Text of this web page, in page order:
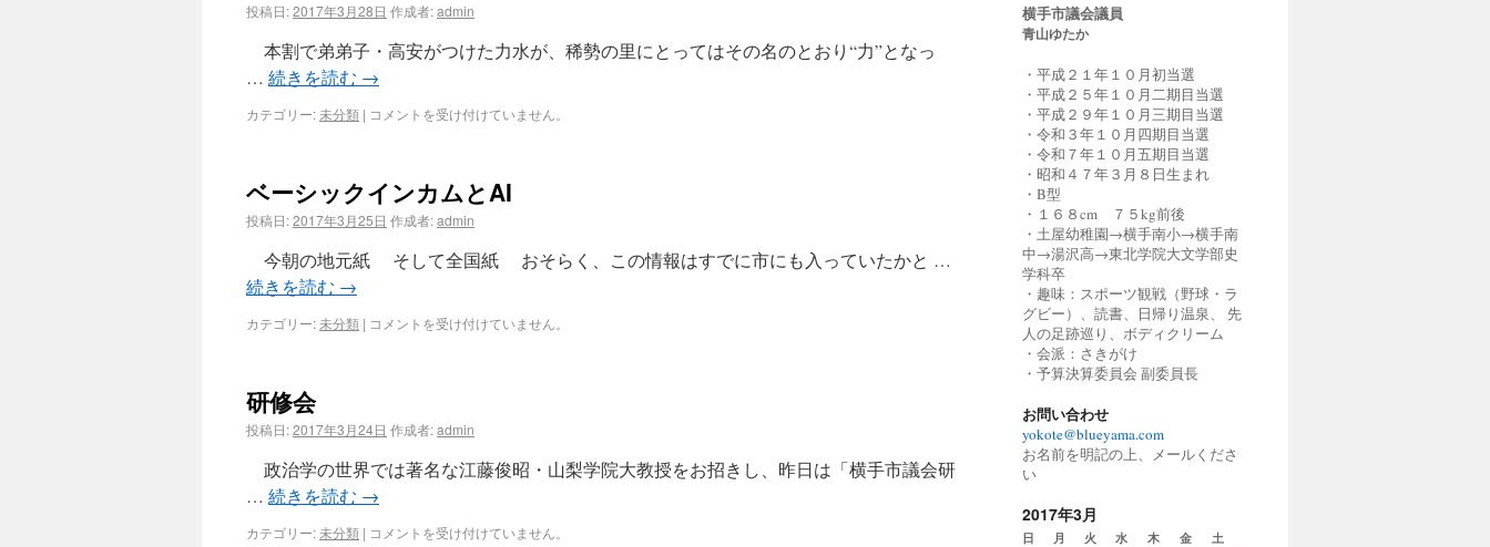
投稿日:2017年3月28日 作成者:admin
本割で弟弟子・高安がつけた力水が、稀勢の里にとってはその名のとおり“力”となっ
… 続きを読む →
カテゴリー:未分類 | コメントを受け付けていません。
ベーシックインカムとAI
投稿日:2017年3月25日 作成者:admin
今朝の地元紙 そして全国紙 おそらく、この情報はすでに市にも入っていたかと …
続きを読む →
カテゴリー:未分類 | コメントを受け付けていません。
研修会
投稿日:2017年3月24日 作成者:admin
政治学の世界では著名な江藤俊昭・山梨学院大教授をお招きし、昨日は「横手市議会研
… 続きを読む →
カテゴリー:未分類 | コメントを受け付けていません。
横手市議会議員
青山ゆたか
・平成２１年１０月初当選
・平成２５年１０月二期目当選
・平成２９年１０月三期目当選
・令和３年１０月四期目当選
・令和７年１０月五期目当選
・昭和４７年３月８日生まれ
・B型
・１６８cm ７５kg前後
・土屋幼稚園→横手南小→横手南
中→湯沢高→東北学院大文学部史
学科卒
・趣味：スポーツ観戦（野球・ラ
グビー）、読書、日帰り温泉、 先
人の足跡巡り、ボディクリーム
・会派：さきがけ
・予算決算委員会 副委員長
お問い合わせ
yokote@blueyama.com
お名前を明記の上、メールくださ
い
2017年3月
日 月 火 水 木 金 土